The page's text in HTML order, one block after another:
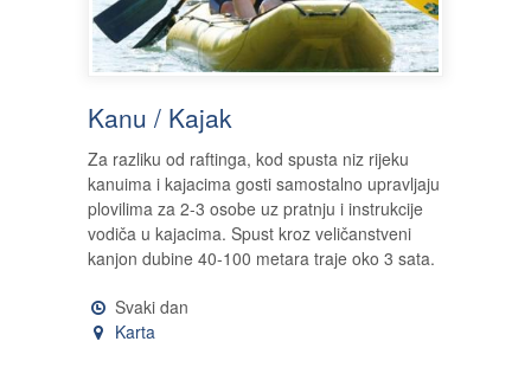
Kanu / Kajak
Za razliku od raftinga, kod spusta niz rijeku
kanuima i kajacima gosti samostalno upravljaju
plovilima za 2-3 osobe uz pratnju i instrukcije
vodiča u kajacima. Spust kroz veličanstveni
kanjon dubine 40-100 metara traje oko 3 sata.
Svaki dan
Karta